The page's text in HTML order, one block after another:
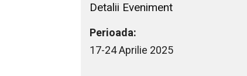
Detalii Eveniment
Perioada:
17-24 Aprilie 2025